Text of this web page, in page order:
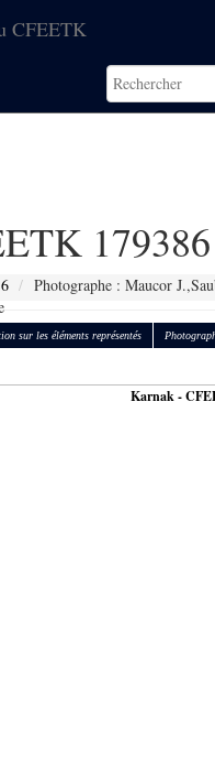
CFEETK
179386
Photographe : Maucor
sur les éléments représentés